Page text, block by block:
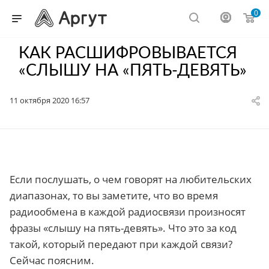
0
КАК РАСШИФРОВЫВАЕТСЯ
«СЛЫШУ НА «ПЯТЬ-ДЕВЯТЬ»
11 октября 2020 16:57
Если послушать, о чем говорят на любительских
диапазонах, то вы заметите, что во время
радиообмена в каждой радиосвязи произносят
фразы «слышу на пять-девять». Что это за код
такой, который передают при каждой связи?
Сейчас поясним.